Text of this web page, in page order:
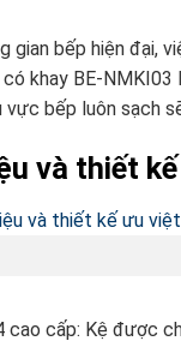
gian bếp hiện đại,
khay BE-NMKI03
vực bếp luôn sạch
và thiết
cao cấp: Kệ được